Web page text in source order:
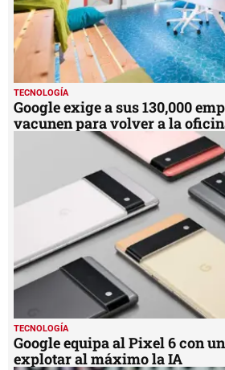
TECNOLOGÍA
Google exige a sus 130,000
vacunen para volver a la
TECNOLOGÍA
Google equipa al Pixel 6 con
explotar al máximo la IA